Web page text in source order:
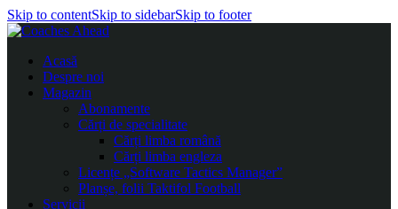
Skip to contentSkip to sidebarSkip to footer
Acasă
Despre noi
Magazin
Abonamente
Cărți de specialitate
Cărți limba română
Cărți limba engleza
Licențe „Software Tactics Manager”
Planșe, folii Taktifol Football
Servicii